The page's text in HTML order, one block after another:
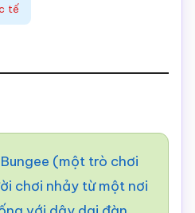
tế
(một trò chơi
chơi nhảy từ một nơi